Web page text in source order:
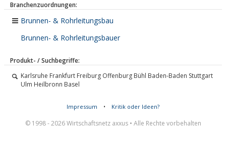
Branchenzuordnungen:
Brunnen- & Rohrleitungsbau
Brunnen- & Rohrleitungsbauer
Produkt- / Suchbegriffe:
Karlsruhe Frankfurt Freiburg Offenburg Bühl Baden-Baden Stuttgart
Ulm Heilbronn Basel
Impressum • Kritik oder Ideen?
© 1998 - 2026 Wirtschaftsnetz axxus • Alle Rechte vorbehalten